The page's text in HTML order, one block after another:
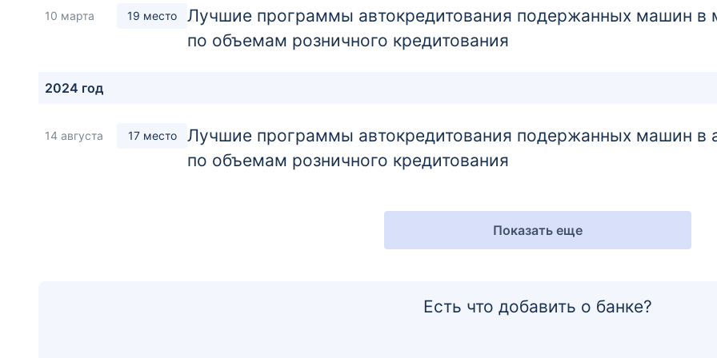
10 марта 19 место
Лучшие программы автокредитования подержанных машин в
по объемам розничного кредитования
2024 год
14 августа 17 место
Лучшие программы автокредитования подержанных машин в
по объемам розничного кредитования
Показать еще
Есть что добавить о банке?